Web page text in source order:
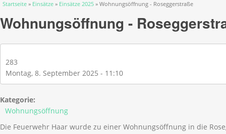
Sie sind hier
Startseite » Einsätze » Einsätze 2025 » Wohnungsöffnung - Roseggerstraße
Wohnungsöffnung -
283
Montag, 8. September 2025 - 11:10
Kategorie:
Wohnungsöffnung
Die Feuerwehr Haar wurde zu einer Wohnungsöffnung in die